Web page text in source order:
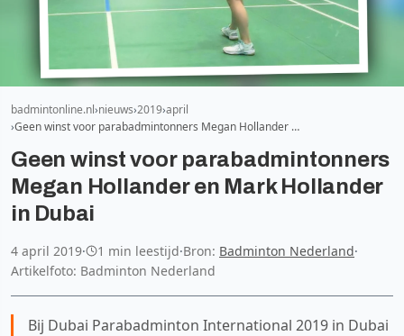
badmintonline.nl nieuws 2019 april
Geen winst voor parabadmintonners Megan Hollander …
Geen winst voor parabadmintonners
Megan Hollander en Mark Hollander
in Dubai
4 april 2019· 1 min leestijd·Bron: Badminton Nederland·
Artikelfoto: Badminton Nederland
Bij Dubai Parabadminton International 2019 in Dubai